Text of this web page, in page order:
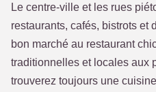
Le centre-ville et les rues
restaurants, cafés, bistrots et
bon marché au restaurant
traditionnelles et locales aux
trouverez toujours une